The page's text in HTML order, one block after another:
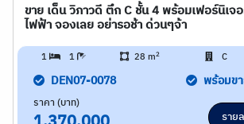
ขาย เด็น วิภาวดี ตึก C ชั้น 4 พร้อมเฟอร์นิเจอ
ไฟฟ้า จองเลย อย่ารอช้า ด่วนๆจ้า
1 1 28 m2 C
DEN07-0078 พร้อมข
ราคา (บาท)
ราย